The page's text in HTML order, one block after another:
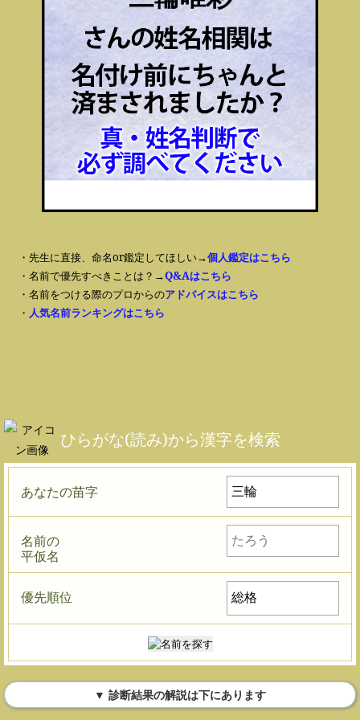
・先生に直接、命名or鑑定してほしい→個人鑑定はこちら
・名前で優先すべきことは？→Q&Aはこちら
・名前をつける際のプロからのアドバイスはこちら
・ 人気名前ランキングはこちら
ひらがな(読み)から漢字を検索
あなたの苗字
名前の
平仮名
優先順位
▼ 診断結果の解説は下にあります